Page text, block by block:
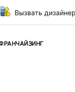
Вызвать